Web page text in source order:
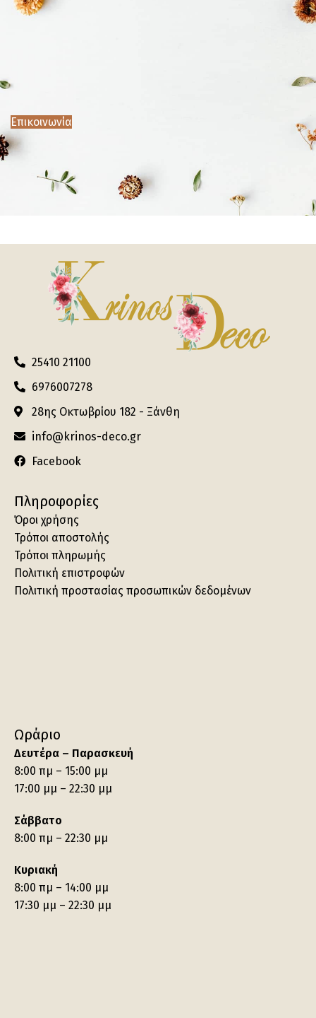
Επικοινωνία
25410 21100
6976007278
28ης Οκτωβρίου 182 - Ξάνθη
info@krinos-deco.gr
Facebook
Πληροφορίες
Όροι χρήσης
Τρόποι αποστολής
Τρόποι πληρωμής
Πολιτική επιστροφών
Πολιτική προστασίας προσωπικών δεδομένων
Ωράριο
Δευτέρα – Παρασκευή
8:00 πμ – 15:00 μμ
17:00 μμ – 22:30 μμ
Σάββατο
8:00 πμ – 22:30 μμ
Κυριακή
8:00 πμ – 14:00 μμ
17:30 μμ – 22:30 μμ